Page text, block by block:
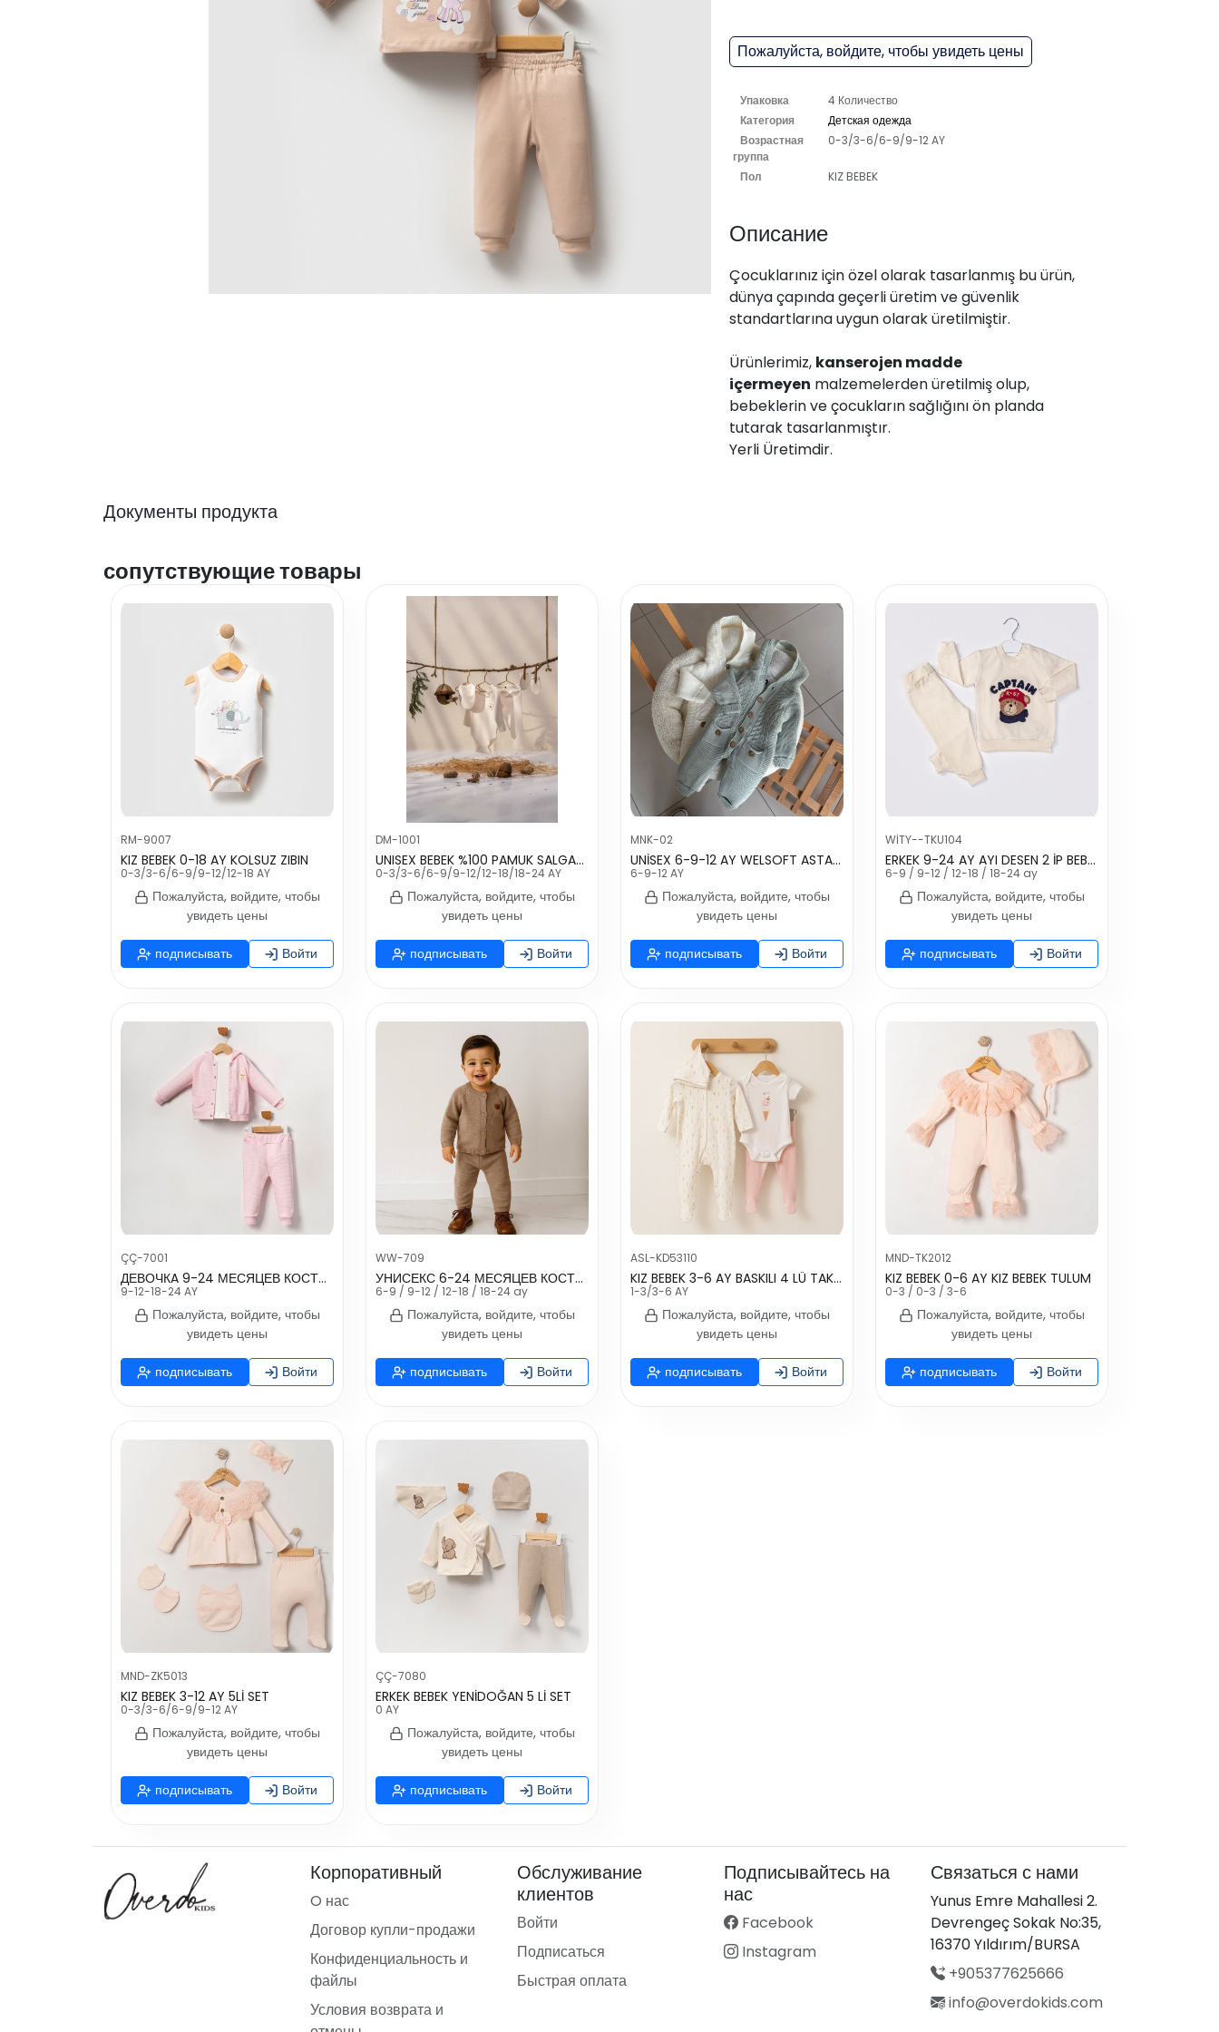
Пожалуйста, войдите, чтобы увидеть цены
Упаковка
4 Количество
Категория
Детская одежда
Возрастная
группа
0-3/3-6/6-9/9-12 AY
Пол KIZ BEBEK
Описание
Çocuklarınız için özel olarak tasarlanmış bu ürün,
dünya çapında geçerli üretim ve güvenlik
standartlarına uygun olarak üretilmiştir.
Ürünlerimiz, kanserojen madde
içermeyen malzemelerden üretilmiş olup,
bebeklerin ve çocukların sağlığını ön planda
tutarak tasarlanmıştır.
Yerli Üretimdir.
Документы продукта
сопутствующие товары
RM-9007
KIZ BEBEK 0-18 AY KOLSUZ ZIBIN
0-3/3-6/6-9/9-12/12-18 AY
Пожалуйста, войдите, чтобы
увидеть цены
подписывать Войти
DM-1001
UNISEX BEBEK %100 PAMUK SALGANGOZ ZIBIN
0-3/3-6/6-9/9-12/12-18/18-24 AY
Пожалуйста, войдите, чтобы
увидеть цены
подписывать Войти
MNK-02
UNİSEX 6-9-12 AY WELSOFT ASTARLI TRİKO TULUM
6-9-12 AY
Пожалуйста, войдите, чтобы
увидеть цены
подписывать Войти
WİTY--TKU104
ERKEK 9-24 AY AYI DESEN 2 İP BEBEK TAKIM
6-9 / 9-12 / 12-18 / 18-24 ay
Пожалуйста, войдите, чтобы
увидеть цены
подписывать Войти
ÇÇ-7001
ДЕВОЧКA 9-24 МЕСЯЦЕВ КОСТЮМ-ТРОЙКА С КАПЮШОНОМ
9-12-18-24 AY
Пожалуйста, войдите, чтобы
увидеть цены
подписывать Войти
WW-709
УНИСЕКС 6-24 МЕСЯЦЕВ КОСТЮМ
6-9 / 9-12 / 12-18 / 18-24 ay
Пожалуйста, войдите, чтобы
увидеть цены
подписывать Войти
ASL-KD53110
KIZ BEBEK 3-6 AY BASKILI 4 LÜ TAKIM
1-3/3-6 AY
Пожалуйста, войдите, чтобы
увидеть цены
подписывать Войти
MND-TK2012
KIZ BEBEK 0-6 AY KIZ BEBEK TULUM
0-3 / 0-3 / 3-6
Пожалуйста, войдите, чтобы
увидеть цены
подписывать Войти
MND-ZK5013
KIZ BEBEK 3-12 AY 5Lİ SET
0-3/3-6/6-9/9-12 AY
Пожалуйста, войдите, чтобы
увидеть цены
подписывать Войти
ÇÇ-7080
ERKEK BEBEK YENİDOĞAN 5 Lİ SET
0 AY
Пожалуйста, войдите, чтобы
увидеть цены
подписывать Войти
Корпоративный
O нас
Договор купли-продажи
Конфиденциальность и
файлы
Условия возврата и
Обслуживание
клиентов
Войти
Подписаться
Быстрая оплата
Подписывайтесь на
нас
Facebook
Instagram
Связаться с нами
Yunus Emre Mahallesi 2.
Devrengeç Sokak No:35,
16370 Yıldırım/BURSA
+905377625666
info@overdokids.com